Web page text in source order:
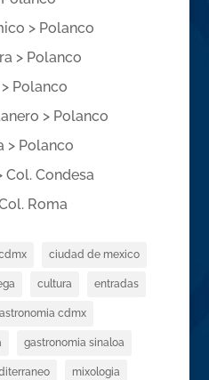
> Polanco
> Polanco
Polanco
> Polanco
> Polanco
Col. Condesa
Roma
ciudad de mexico
cultura entradas
cdmx
gastronomia sinaloa
mixologia